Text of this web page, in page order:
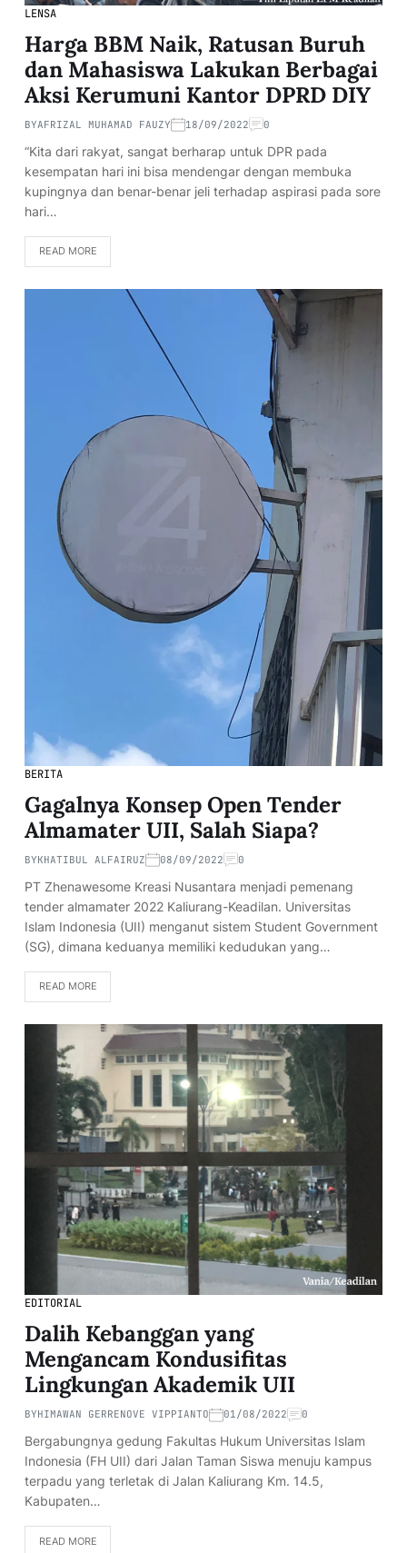
LENSA
Harga BBM Naik, Ratusan Buruh
dan Mahasiswa Lakukan Berbagai
Aksi Kerumuni Kantor DPRD DIY
BYAFRIZAL MUHAMAD FAUZY 18/09/2022 0
“Kita dari rakyat, sangat berharap untuk DPR pada
kesempatan hari ini bisa mendengar dengan membuka
kupingnya dan benar-benar jeli terhadap aspirasi pada sore
hari…
READ MORE
BERITA
Gagalnya Konsep Open Tender
Almamater UII, Salah Siapa?
BYKHATIBUL ALFAIRUZ 08/09/2022 0
PT Zhenawesome Kreasi Nusantara menjadi pemenang
tender almamater 2022 Kaliurang-Keadilan. Universitas
Islam Indonesia (UII) menganut sistem Student Government
(SG), dimana keduanya memiliki kedudukan yang…
READ MORE
EDITORIAL
Dalih Kebanggan yang
Mengancam Kondusifitas
Lingkungan Akademik UII
BYHIMAWAN GERRENOVE VIPPIANTO 01/08/2022 0
Bergabungnya gedung Fakultas Hukum Universitas Islam
Indonesia (FH UII) dari Jalan Taman Siswa menuju kampus
terpadu yang terletak di Jalan Kaliurang Km. 14.5,
Kabupaten…
READ MORE